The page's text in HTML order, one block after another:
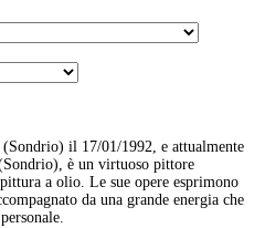
il 17/01/1992, e attualmente
è un virtuoso pittore
a olio. Le sue opere esprimono
da una grande energia che